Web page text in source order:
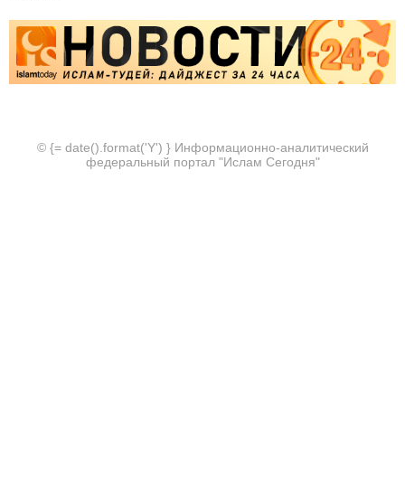
© {= date().format('Y') } Информационно-аналитический
федеральный портал "Ислам Сегодня"